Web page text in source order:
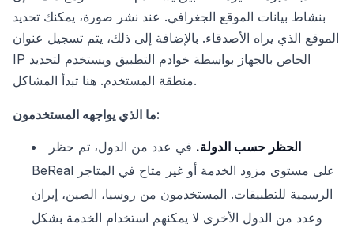
بنشاط بيانات الموقع الجغرافي. عند نشر صورة، يمكنك تحديد
الموقع الذي يراه الأصدقاء. بالإضافة إلى ذلك، يتم تسجيل عنوان
IP الخاص بالجهاز بواسطة خوادم التطبيق ويستخدم لتحديد
منطقة المستخدم. هنا تبدأ المشاكل.
ما الذي يواجهه المستخدمون:
الحظر حسب الدولة. في عدد من الدول، تم حظر
BeReal على مستوى مزود الخدمة أو غير متاح في المتاجر
الرسمية للتطبيقات. المستخدمون من روسيا، الصين، إيران
وعدد من الدول الأخرى لا يمكنهم استخدام الخدمة بشكل